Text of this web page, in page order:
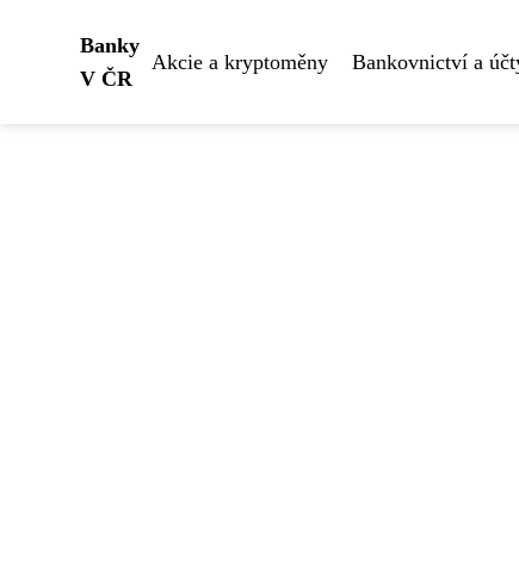
Banky
V ČR
Akcie a kryptoměny Bankovnictví a